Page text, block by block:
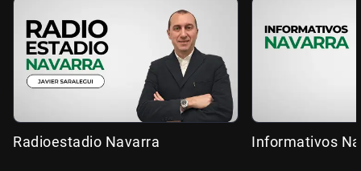
Radioestadio Navarra Informativos